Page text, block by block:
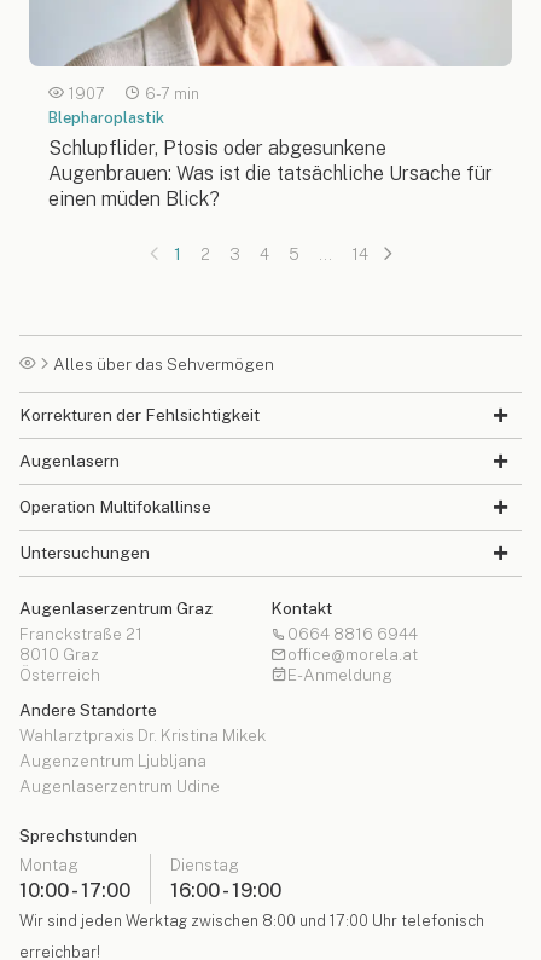
1907
6-7 min
Blepharoplastik
Schlupflider, Ptosis oder abgesunkene
Augenbrauen: Was ist die tatsächliche Ursache für
einen müden Blick?
1 2 3 4 5 14
Alles über das Sehvermögen
Korrekturen der Fehlsichtigkeit
Augenlasern
Operation Multifokallinse
Untersuchungen
Augenlaserzentrum Graz
Franckstraße 21
8010 Graz
Österreich
Andere Standorte
Wahlarztpraxis Dr. Kristina Mikek
Augenzentrum Ljubljana
Augenlaserzentrum Udine
Kontakt
0664 8816 6944
office@morela.at
E-Anmeldung
Sprechstunden
Montag
10:00 - 17:00
Dienstag
16:00 - 19:00
Wir sind jeden Werktag zwischen 8:00 und 17:00 Uhr telefonisch
erreichbar!